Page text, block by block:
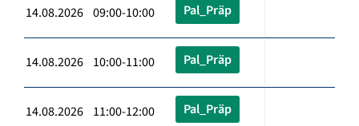
14.08.2026 09:00-10:00 Pal_Präp
14.08.2026 10:00-11:00 Pal_Präp
14.08.2026 11:00-12:00 Pal_Präp